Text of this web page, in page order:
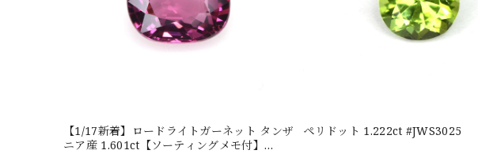
【1/17新着】ロードライトガーネット タンザ
ニア産 1.601ct【ソーティングメモ付】
ペリドット 1.222ct #JWS3025